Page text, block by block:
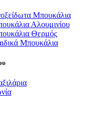
Μπουκάλια
Αλουμινίου
Θερμός
Μπουκάλια